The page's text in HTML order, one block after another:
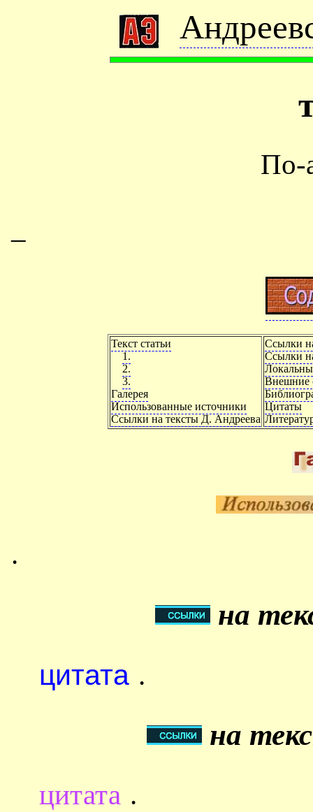
По-
–
Текст статьи
1.
2.
3.
Галерея
Использованные источники
Ссылки на тексты Д. Андреева
Ссылки
Ссылки
Внешние
Цитаты
.
на
цитата .
на
цитата .